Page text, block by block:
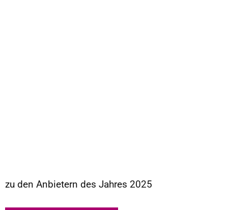
zu den Anbietern des Jahres 2025